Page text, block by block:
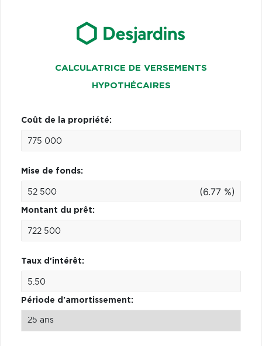
CALCULATRICE DE VERSEMENTS
HYPOTHÉCAIRES
Coût de la propriété:
Mise de fonds:
(6.77 %)
Montant du prêt:
Taux d'intérêt:
Période d'amortissement: